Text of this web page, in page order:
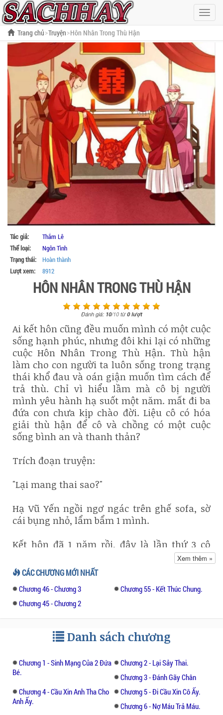
Hiện
menu
Trang chủ Truyện Hôn Nhân Trong Thù Hận
Tác giả:
Thắm Lê
Thể loại:
Ngôn Tình
Trạng thái:
Hoàn thành
Lượt xem:
8912
HÔN NHÂN TRONG THÙ HẬN
Đánh giá: 10/10từ0lượt
Ai kết hôn cũng đều muốn mình có một cuộc
sống hạnh phúc, nhưng đôi khi lại có những
cuộc Hôn Nhân Trong Thù Hận. Thù hận
làm cho con người ta luôn sống trong trạng
thái khổ đau và oán giận muốn tìm cách để
trả thù. Chỉ vì hiểu lầm mà cô bị người
mình yêu hành hạ suốt một năm. mất đi ba
đứa con chưa kịp chào đời. Liệu cô có hóa
giải thù hận để cô và chồng có một cuộc
sống bình an và thanh thản?
Trích đoạn truyện:
"Lại mang thai sao?"
Hạ Vũ Yến ngồi ngơ ngác trên ghế sofa, sờ
cái bụng nhỏ, lẩm bẩm 1 mình.
Kết hôn đã 1 năm rồi, đây là lần thứ 3 cô
2 đứa con trước, cô vị chồng của mình_Lục
Nghệ Văn ép buộc cô phá thai bằng cách tàn
nhẫn nhất.
Hạ Vũ Yến cười đau khổ 1 tiếng, nhìn vào
giấy thoả thuận ly hôn đã ký trên bàn trà,
Đứa con này chắc sẽ là cơ hội cuối cùng của
cô ấy rồi. Nếu mất đi đứa con này nữa thì
kiếp này có thể cô sẽ mất đi tư cách làm mẹ.
Xem thêm »
CÁC CHƯƠNG MỚI NHẤT
Chương 46 - Chương 3
Chương 55 - Kết Thúc Chung.
Chương 45 - Chương 2
Danh sách chương
Chương 1 - Sinh Mạng Của 2 Đứa
Bé.
Chương 2 - Lại Sảy Thai.
Chương 3 - Đánh Gãy Chân
Chương 4 - Cầu Xin Anh Tha Cho
Anh Ấy.
Chương 5 - Đi Cầu Xin Cô Ấy.
Chương 6 - Nợ Máu Trả Máu.